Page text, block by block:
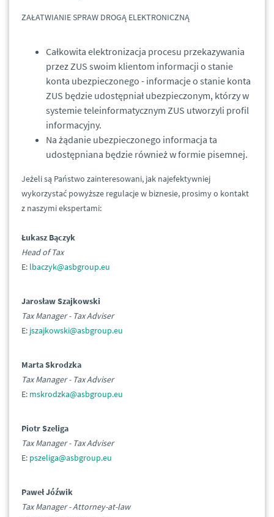
ZAŁATWIANIE SPRAW DROGĄ ELEKTRONICZNĄ
Całkowita elektronizacja procesu przekazywania
przez ZUS swoim klientom informacji o stanie
konta ubezpieczonego - informacje o stanie konta
ZUS będzie udostępniał ubezpieczonym, którzy w
systemie teleinformatycznym ZUS utworzyli profil
informacyjny.
Na żądanie ubezpieczonego informacja ta
udostępniana będzie również w formie pisemnej.
Jeżeli są Państwo zainteresowani, jak najefektywniej
wykorzystać powyższe regulacje w biznesie, prosimy o kontakt
z naszymi ekspertami:
Łukasz Bączyk
Head of Tax
E: lbaczyk@asbgroup.eu
Jarosław Szajkowski
Tax Manager - Tax Adviser
E: jszajkowski@asbgroup.eu
Marta Skrodzka
Tax Manager - Tax Adviser
E: mskrodzka@asbgroup.eu
Piotr Szeliga
Tax Manager - Tax Adviser
E: pszeliga@asbgroup.eu
Paweł Jóźwik
Tax Manager - Attorney-at-law